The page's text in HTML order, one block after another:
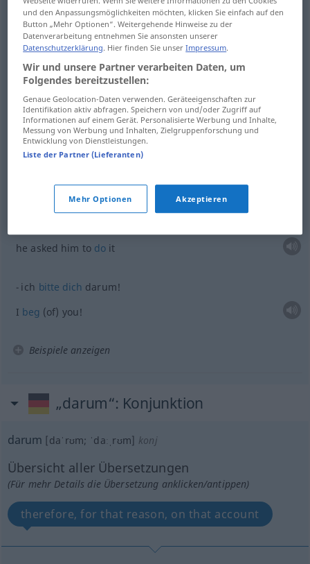
about it (odthat, them) darum FIG
becauseof it (odthat) darum
Beispiele
erbatihn darumin Wendungen wie
he asked him for it
he asked him to doit
ich bitte dich darum!
I beg (of) you!
Beispiele anzeigen
„darum“: Konjunktion
darum [daˈrʊm; ˈdaːˌrʊm] konj
Übersicht aller Übersetzungen
(Für mehr Details die Übersetzung anklicken/antippen)
therefore, for that reason, on that account
und den Anpassungsmöglichkeiten möchten, klicken Sie einfach auf den
Button „Mehr Optionen“. Weitergehende Hinweise zu der
Datenverarbeitung entnehmen Sie ansonsten unserer
Datenschutzerklärung. Hier finden Sie unserImpressum.
Wir und unsere Partner verarbeiten Daten, um
Folgendes bereitzustellen:
Genaue Geolocation-Daten verwenden. Geräteeigenschaften zur
Identifikation aktiv abfragen. Speichern von und/oder Zugriff auf
Informationen auf einem Gerät. Personalisierte Werbung und Inhalte,
Messung von Werbung und Inhalten, Zielgruppenforschung und
Entwicklung von Dienstleistungen.
Liste der Partner (Lieferanten)
Mehr Optionen Akzeptieren